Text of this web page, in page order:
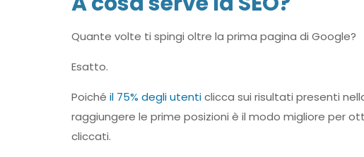
Quante volte ti spingi oltre la prima pagina di Google?
Esatto.
Poiché il 75% degli utenticlicca sui risultati presenti
raggiungere le prime posizioni è il modo migliore per
cliccati.